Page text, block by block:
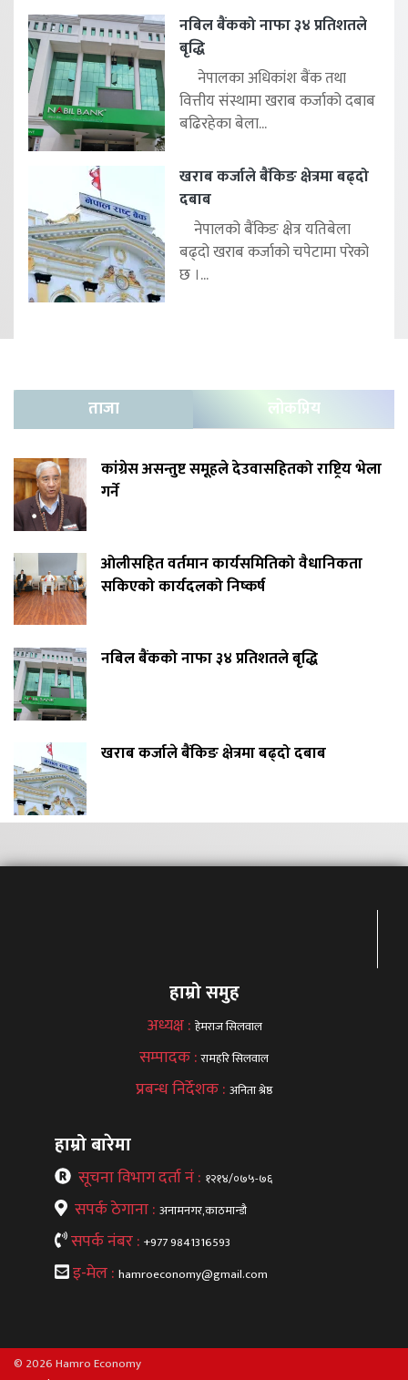
नबिल बैंकको नाफा ३४ प्रतिशतले
बृद्धि
नेपालका अधिकांश बैंक तथा
वित्तीय संस्थामा खराब कर्जाको दबाब
बढिरहेका बेला...
खराब कर्जाले बैंकिङ क्षेत्रमा बढ्दो
दबाब
नेपालको बैंकिङ क्षेत्र यतिबेला
बढ्दो खराब कर्जाको चपेटामा परेको
छ ।...
ताजा लोकप्रिय
कांग्रेस असन्तुष्ट समूहले देउवासहितको राष्ट्रिय भेला
गर्ने
ओलीसहित वर्तमान कार्यसमितिको वैधानिकता
सकिएको कार्यदलको निष्कर्ष
नबिल बैंकको नाफा ३४ प्रतिशतले बृद्धि
खराब कर्जाले बैंकिङ क्षेत्रमा बढ्दो दबाब
हाम्रो समुह
अध्यक्ष : हेमराज सिलवाल
सम्पादक :रामहरि सिलवाल
प्रबन्ध निर्देशक : अनिता श्रेष्ठ
हाम्रो बारेमा
सूचना विभाग दर्ता नं : १२१४/०७५-७६
सपर्क ठेगाना : अनामनगर,काठमान्डौ
सपर्क नंबर : +977 9841316593
इ-मेल : hamroeconomy@gmail.com
© 2026 Hamro Economy